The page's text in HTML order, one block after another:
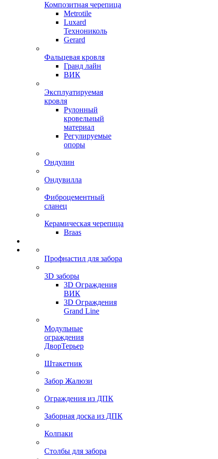
Композитная черепица
Metrotile
Luxard
Технониколь
Gerard
Фальцевая кровля
Гранд лайн
ВИК
Эксплуатируемая
кровля
Рулонный
кровельный
материал
Регулируемые
опоры
Ондулин
Ондувилла
Фиброцементный
сланец
Керамическая черепица
Braas
Профнастил для забора
3D заборы
3D Ограждения
ВИК
3D Ограждения
Grand Line
Модульные
ограждения
ДворТерьер
Штакетник
Забор Жалюзи
Ограждения из ДПК
Заборная доска из ДПК
Колпаки
Столбы для забора